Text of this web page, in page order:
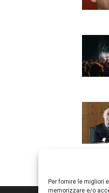
Per fornire le migliori
memorizzare e/o